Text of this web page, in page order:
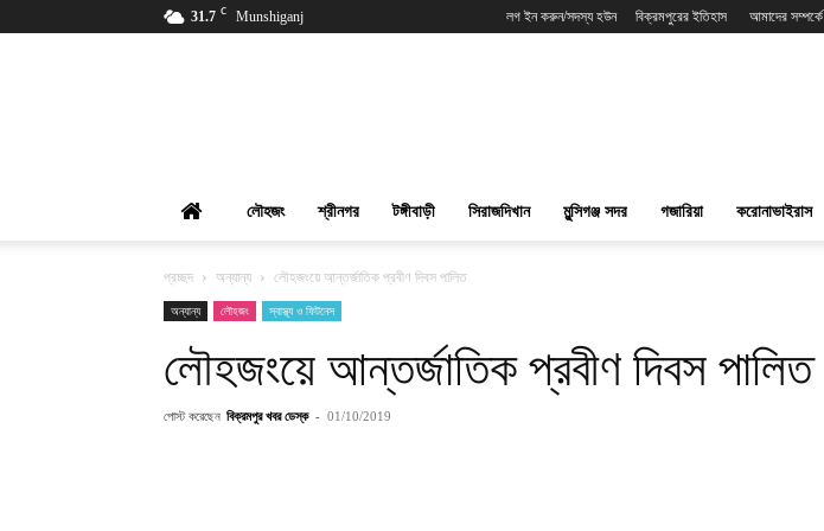
31.7 C Munshiganj লগ ইন করুন/সদস্য হউন বিক্রমপুরের ইতিহাস আমাদের সম্পর্কে
লৌহজং শ্রীনগর টঙ্গীবাড়ী সিরাজদিখান মুন্সিগঞ্জ সদর গজারিয়া করোনাভাইরাস
প্রচ্ছদ অন্যান্য
লৌহজংয়ে আন্তর্জাতিক প্রবীণ দিবস পালিত
অন্যান্য
লৌহজং স্বাস্থ্য ও ফিটনেস
লৌহজংয়ে আন্তর্জাতিক প্রবীণ দিবস পালিত
পোস্ট করেছেন বিক্রমপুর খবর ডেস্ক - 01/10/2019